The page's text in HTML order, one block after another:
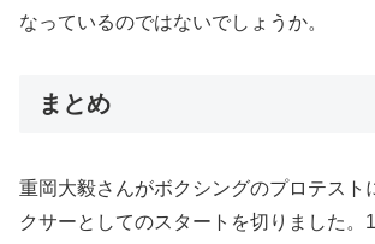
なっているのではないでしょうか。
まとめ
重岡大毅さんがボクシングのプロテスト
クサーとしてのスタートを切りました。